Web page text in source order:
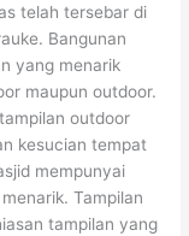
telah tersebar di
Bangunan
yang menarik
maupun outdoor.
outdoor
kesucian tempat
mempunyai
Tampilan
tampilan yang